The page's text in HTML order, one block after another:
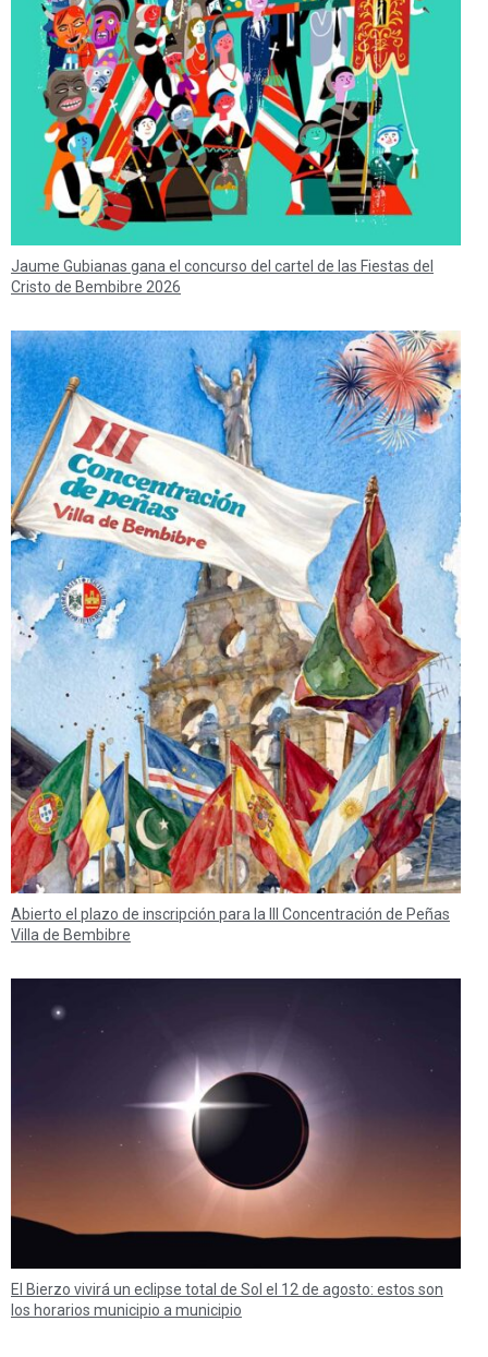
Jaume Gubianas gana el concurso del cartel de las Fiestas del
Cristo de Bembibre 2026
Abierto el plazo de inscripción para la III Concentración de Peñas
Villa de Bembibre
El Bierzo vivirá un eclipse total de Sol el 12 de agosto: estos son
los horarios municipio a municipio